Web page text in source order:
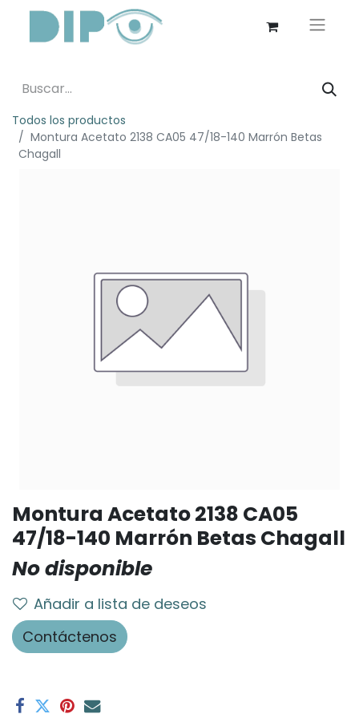
Todos los productos
Montura Acetato 2138 CA05 47/18-140 Marrón Betas
Chagall
Montura Acetato 2138 CA05
47/18-140 Marrón Betas Chagall
No disponible
Añadir a lista de deseos
Contáctenos